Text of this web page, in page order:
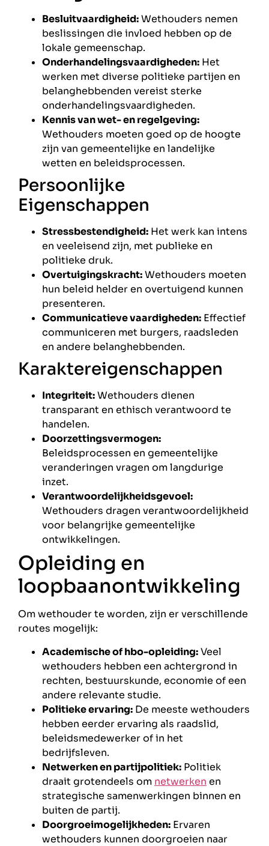
Besluitvaardigheid:Wethouders nemen
beslissingen die invloed hebben op de
lokale gemeenschap.
Onderhandelingsvaardigheden: Het
werken met diverse politieke partijen en
belanghebbenden vereist sterke
onderhandelingsvaardigheden.
Kennis van wet- en regelgeving:
Wethouders moeten goed op de hoogte
zijn van gemeentelijke en landelijke
wetten en beleidsprocessen.
Persoonlijke
Eigenschappen
Stressbestendigheid: Het werk kan intens
en veeleisend zijn, met publieke en
politieke druk.
Overtuigingskracht:Wethouders moeten
hun beleid helder en overtuigend kunnen
presenteren.
Communicatieve vaardigheden: Effectief
communiceren met burgers, raadsleden
en andere belanghebbenden.
Karaktereigenschappen
Integriteit:Wethouders dienen
transparant en ethisch verantwoord te
handelen.
Doorzettingsvermogen:
Beleidsprocessen en gemeentelijke
veranderingen vragen om langdurige
inzet.
Verantwoordelijkheidsgevoel:
Wethouders dragen verantwoordelijkheid
voor belangrijke gemeentelijke
ontwikkelingen.
Opleiding en
loopbaanontwikkeling
Om wethouder te worden, zijn er verschillende
routes mogelijk:
Academische of hbo-opleiding:Veel
wethouders hebben een achtergrond in
rechten, bestuurskunde, economie of een
andere relevante studie.
Politieke ervaring: De meeste wethouders
hebben eerder ervaring als raadslid,
beleidsmedewerker of in het
bedrijfsleven.
Netwerken en partijpolitiek: Politiek
draait grotendeels om netwerken en
strategische samenwerkingen binnen en
buiten de partij.
Doorgroeimogelijkheden: Ervaren
wethouders kunnen doorgroeien naar